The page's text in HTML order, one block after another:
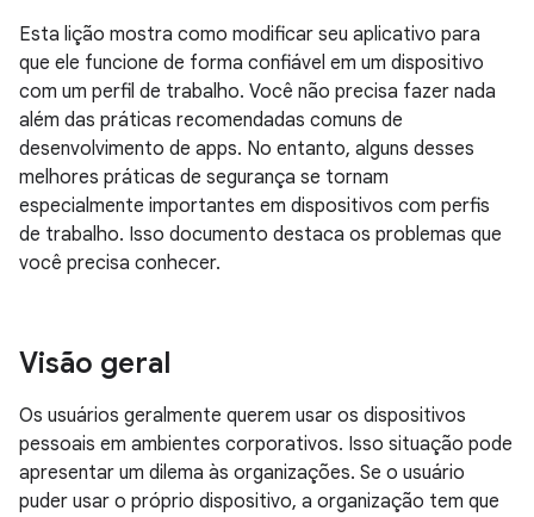
Esta lição mostra como modificar seu aplicativo para
que ele funcione de forma confiável em um dispositivo
com um perfil de trabalho. Você não precisa fazer nada
além das práticas recomendadas comuns de
desenvolvimento de apps. No entanto, alguns desses
melhores práticas de segurança se tornam
especialmente importantes em dispositivos com perfis
de trabalho. Isso documento destaca os problemas que
você precisa conhecer.
Visão geral
Os usuários geralmente querem usar os dispositivos
pessoais em ambientes corporativos. Isso situação pode
apresentar um dilema às organizações. Se o usuário
puder usar o próprio dispositivo, a organização tem que